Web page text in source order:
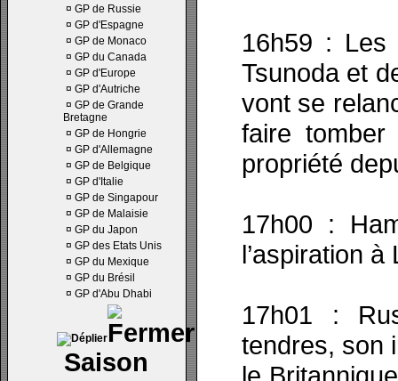
¤ GP de Russie
¤ GP d'Espagne
¤ GP de Monaco
¤ GP du Canada
¤ GP d'Europe
¤ GP d'Autriche
¤ GP de Grande
Bretagne
¤ GP de Hongrie
¤ GP d'Allemagne
¤ GP de Belgique
¤ GP d'Italie
¤ GP de Singapour
¤ GP de Malaisie
¤ GP du Japon
¤ GP des Etats Unis
¤ GP du Mexique
¤ GP du Brésil
¤ GP d'Abu Dhabi
Saison
16h59 : Les
Tsunoda et
vont se
faire
propriété
17h00 :
l’aspiration
17h01 :
tendres, son